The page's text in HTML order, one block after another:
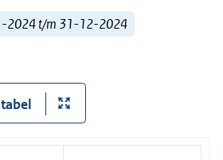
2024 t/m 31-12-2024